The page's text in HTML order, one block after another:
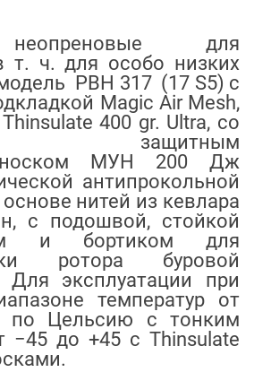
для
т. ч. для особо низких
PBH 317 (17 S5) c
Magic Air Mesh,
400 gr. Ultra, со
защитным
МУН 200 Дж
антипрокольной
нитей из кевлара
с подошвой, стойкой
и бортиком для
ротора буровой
эксплуатации при
температур от
по Цельсию с тонким
−45 до +45 с Thinsulate